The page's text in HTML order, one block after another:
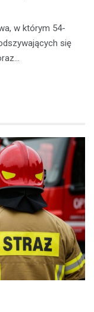
w którym 54-
się